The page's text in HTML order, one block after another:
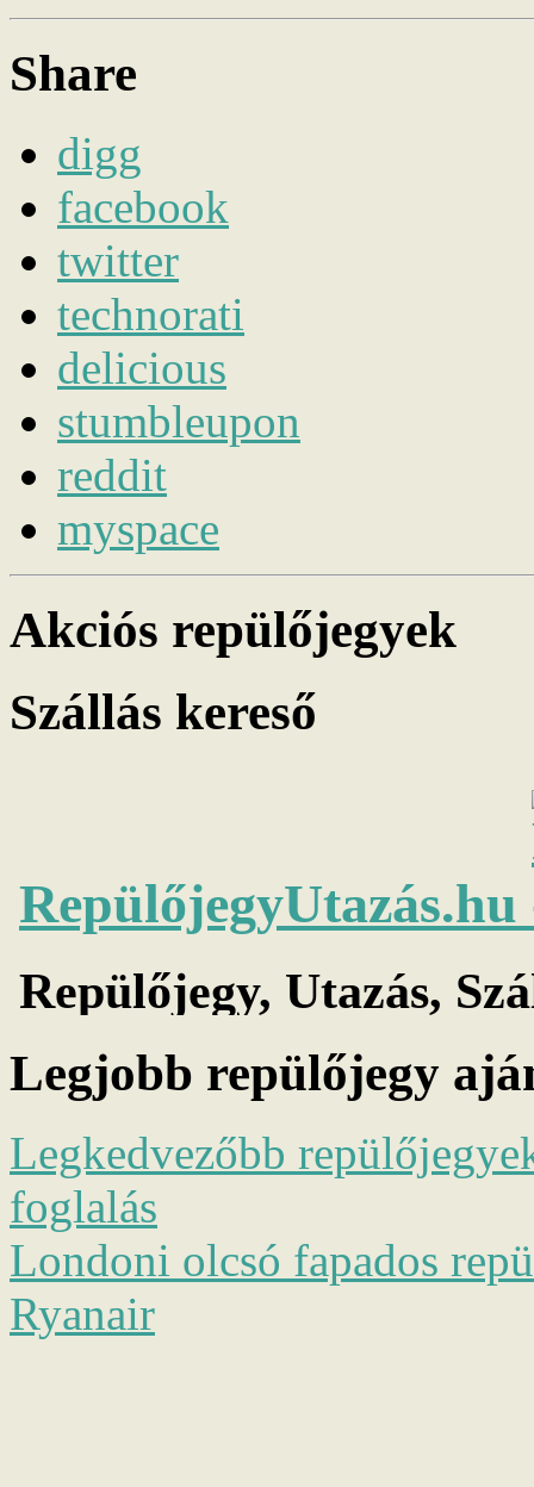
Share
digg
facebook
twitter
technorati
delicious
stumbleupon
reddit
myspace
Akciós repülőjegyek
Szállás kereső
Legjobb repülőjegy
Legkedvezőbb
foglalás
Londoni olcsó fapados
Ryanair